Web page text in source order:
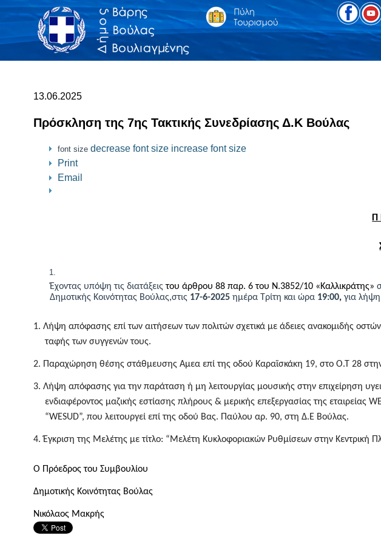
13.06.2025
Πρόσκληση της 7ης Τακτικής Συνεδρίασης Δ.Κ Βούλας
font size decrease font size increase font size
Print
Email
Π
Έχοντας υπόψη τις διατάξειςτου άρθρου 88 παρ. 6 του Ν.3852/10 «Καλλικράτης»
Δημοτικής Κοινότητας Βούλας,στις 17-6-2025 ημέρα Τρίτη και ώρα 19:00, για
1. Λήψη απόφασης επί των αιτήσεων των πολιτών σχετικά με άδειες ανακομιδής
ταφής των συγγενών τους.
2. Παραχώρηση θέσης στάθμευσης Αμεα επί της οδού Καραϊσκάκη 19, στο Ο.Τ 28
3. Λήψη απόφασης για την παράταση ή μη λειτουργίας μουσικής στην επιχείρηση
ενδιαφέροντος μαζικής εστίασης πλήρους & μερικής επεξεργασίας της εταιρείας
“WESUD”, που λειτουργεί επί της οδού Βας. Παύλου αρ. 90, στη Δ.Ε Βούλας.
4.Έγκριση της Μελέτης με τίτλο: “Μελέτη Κυκλοφοριακών Ρυθμίσεων στην Κεντρική
Ο Πρόεδρος του Συμβουλίου
Δημοτικής Κοινότητας Βούλας
Νικόλαος Μακρής